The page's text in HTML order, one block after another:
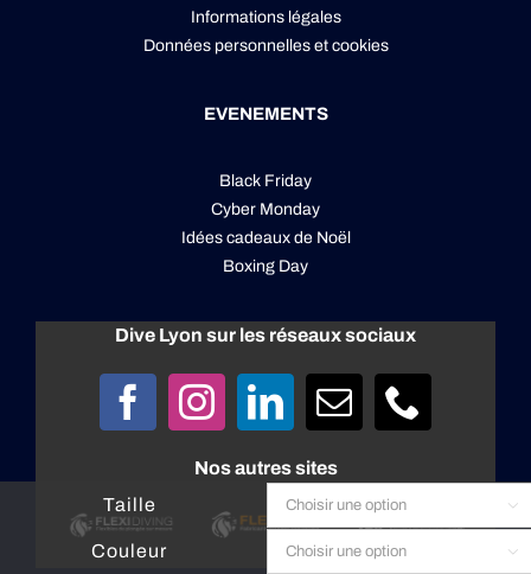
Taille 
Couleur 
Informations légales
Données personnelleset cookies
EVENEMENTS
Black Friday
Cyber Monday
Idées cadeaux de Noël
Boxing Day
Dive Lyon sur les réseaux sociaux
Nos autres sites